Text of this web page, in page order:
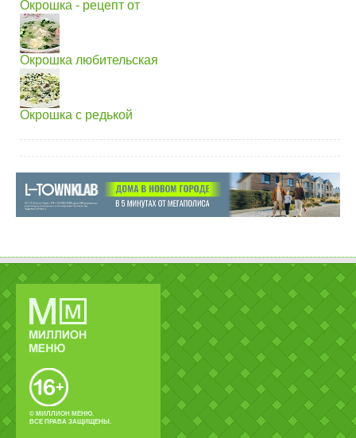
Окрошка - рецепт от
Окрошка любительская
Окрошка с редькой
© МИЛЛИОН МЕНЮ.
ВСЕ ПРАВА ЗАЩИЩЕНЫ.